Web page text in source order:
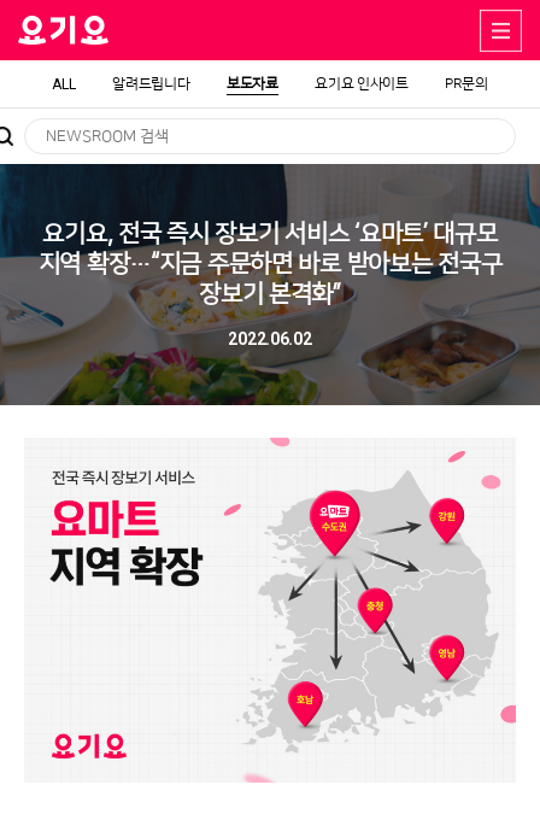
ALL 알려드립니다 보도자료 요기요 인사이트 PR문의
요기요, 전국 즉시 장보기 서비스 ‘요마트’ 대규모
지역 확장…“지금 주문하면 바로 받아보는 전국구
장보기 본격화”
2022.06.02